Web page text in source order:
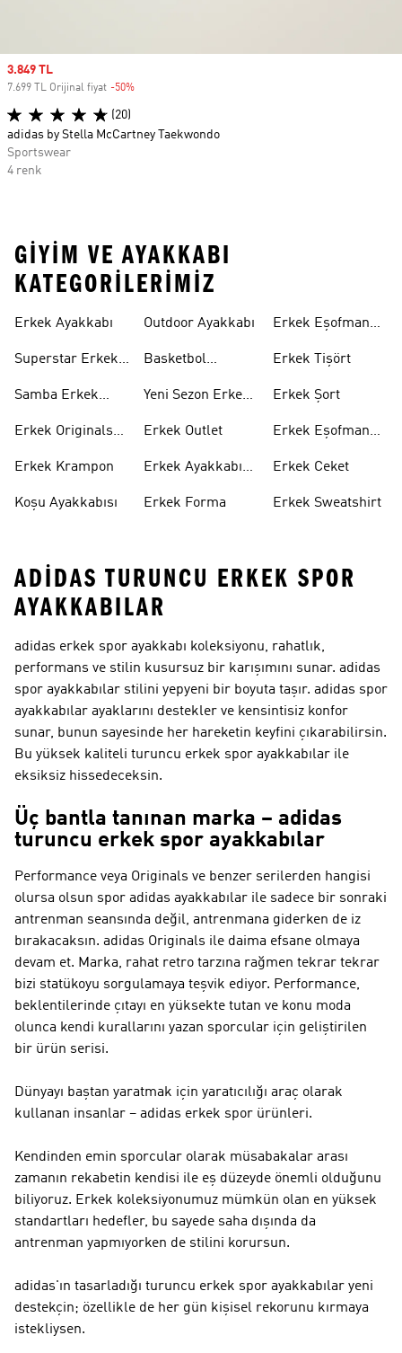
Sale price
3.849 TL
7.699 TL Orijinal fiyat -50%
(20)
adidas by Stella McCartney Taekwondo
Sportswear
4 renk
GIYIM VE AYAKKABI
KATEGORILERIMIZ
Erkek Ayakkabı
Superstar Erkek
Samba Erkek
Erkek Originals
Erkek Krampon
Koşu Ayakkabısı
Outdoor Ayakkabı
Basketbol
Yeni Sezon Erkek
Erkek Outlet
Erkek Ayakkabı
Erkek Forma
Erkek Eşofman
Erkek Tişört
Erkek Şort
Erkek Eşofman
Erkek Ceket
Erkek Sweatshirt
ADIDAS TURUNCU ERKEK SPOR
AYAKKABILAR
adidas erkek spor ayakkabı koleksiyonu, rahatlık,
performans ve stilin kusursuz bir karışımını sunar. adidas
spor ayakkabılar stilini yepyeni bir boyuta taşır. adidas spor
ayakkabılar ayaklarını destekler ve kensintisiz konfor
sunar, bunun sayesinde her hareketin keyfini çıkarabilirsin.
Bu yüksek kaliteli turuncu erkek spor ayakkabılar ile
eksiksiz hissedeceksin.
Üç bantla tanınan marka – adidas
turuncu erkek spor ayakkabılar
Performance veya Originals ve benzer serilerden hangisi
olursa olsun spor adidas ayakkabılar ile sadece bir sonraki
antrenman seansında değil, antrenmana giderken de iz
bırakacaksın. adidas Originals ile daima efsane olmaya
devam et. Marka, rahat retro tarzına rağmen tekrar tekrar
bizi statükoyu sorgulamaya teşvik ediyor. Performance,
beklentilerinde çıtayı en yüksekte tutan ve konu moda
olunca kendi kurallarını yazan sporcular için geliştirilen
bir ürün serisi.
Dünyayı baştan yaratmak için yaratıcılığı araç olarak
kullanan insanlar – adidas erkek spor ürünleri.
Kendinden emin sporcular olarak müsabakalar arası
zamanın rekabetin kendisi ile eş düzeyde önemli olduğunu
biliyoruz. Erkek koleksiyonumuz mümkün olan en yüksek
standartları hedefler, bu sayede saha dışında da
antrenman yapmıyorken de stilini korursun.
adidas'ın tasarladığı turuncu erkek spor ayakkabılar yeni
destekçin; özellikle de her gün kişisel rekorunu kırmaya
istekliysen.